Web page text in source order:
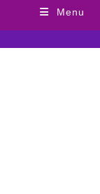
Menu